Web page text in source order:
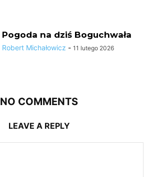
Pogoda na dziś Boguchwała
Robert Michałowicz - 11 lutego 2026
NO COMMENTS
LEAVE A REPLY